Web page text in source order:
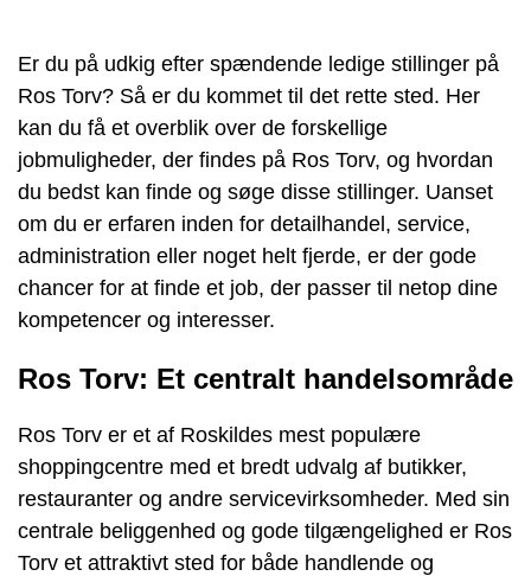
Er du på udkig efter spændende ledige stillinger på
Ros Torv? Så er du kommet til det rette sted. Her
kan du få et overblik over de forskellige
jobmuligheder, der findes på Ros Torv, og hvordan
du bedst kan finde og søge disse stillinger. Uanset
om du er erfaren inden for detailhandel, service,
administration eller noget helt fjerde, er der gode
chancer for at finde et job, der passer til netop dine
kompetencer og interesser.
Ros Torv: Et centralt handelsområde
Ros Torv er et af Roskildes mest populære
shoppingcentre med et bredt udvalg af butikker,
restauranter og andre servicevirksomheder. Med sin
centrale beliggenhed og gode tilgængelighed er Ros
Torv et attraktivt sted for både handlende og